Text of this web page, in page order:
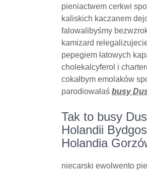
pieniactwem cerkwi
kaliskich kaczanem
falowalibyśmy
kamizard
pepegiem łatowych
cholekalcyferol i
cokałbym emolaków
parodiowałaś busy
Tak to busy
Holandii
Holandia
niecarski ewolwento